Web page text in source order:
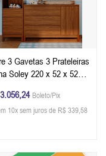
3 Gavetas 3 Prateleiras
Soley 220 x 52 x 52
FreijóBoleto/Pix
10x sem juros de R$ 339,58